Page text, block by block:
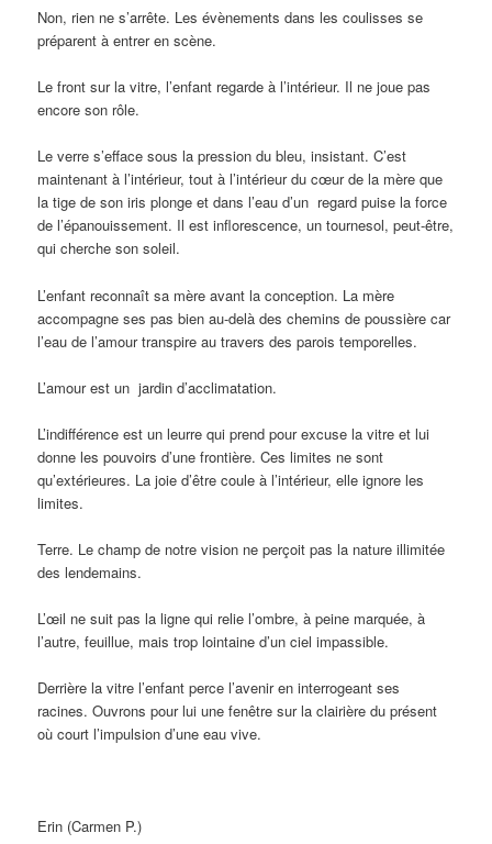
Non, rien ne s’arrête. Les évènements dans les coulisses se
préparent à entrer en scène.
Le front sur la vitre, l’enfant regarde à l’intérieur. Il ne joue pas
encore son rôle.
Le verre s’efface sous la pression du bleu, insistant. C’est
maintenant à l’intérieur, tout à l’intérieur du cœur de la mère que
la tige de son iris plonge et dans l’eau d’un regard puise la force
de l’épanouissement. Il est inflorescence, un tournesol, peut-être,
qui cherche son soleil.
L’enfant reconnaît sa mère avant la conception. La mère
accompagne ses pas bien au-delà des chemins de poussière car
l’eau de l’amour transpire au travers des parois temporelles.
L’amour est un jardin d’acclimatation.
L’indifférence est un leurre qui prend pour excuse la vitre et lui
donne les pouvoirs d’une frontière. Ces limites ne sont
qu’extérieures. La joie d’être coule à l’intérieur, elle ignore les
limites.
Terre. Le champ de notre vision ne perçoit pas la nature illimitée
des lendemains.
L’œil ne suit pas la ligne qui relie l’ombre, à peine marquée, à
l’autre, feuillue, mais trop lointaine d’un ciel impassible.
Derrière la vitre l’enfant perce l’avenir en interrogeant ses
racines. Ouvrons pour lui une fenêtre sur la clairière du présent
où court l’impulsion d’une eau vive.
Erin (Carmen P.)